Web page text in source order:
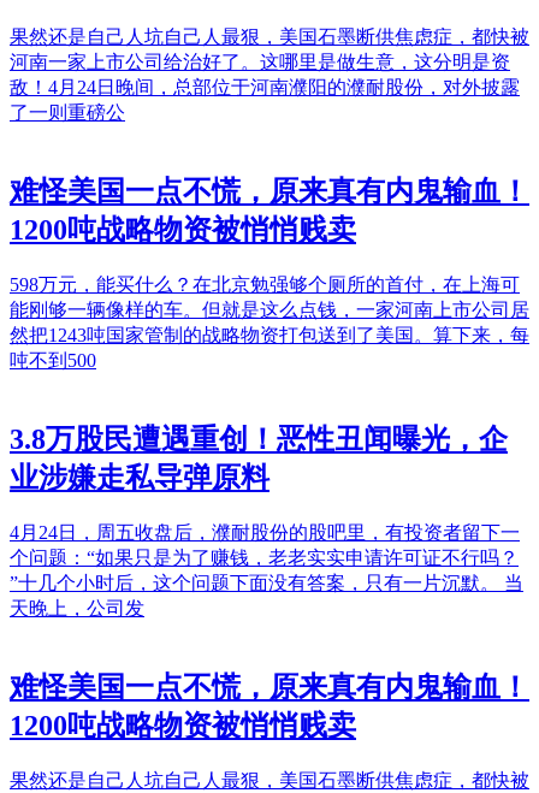
果然还是自己人坑自己人最狠，美国石墨断供焦虑症，都快被
河南一家上市公司给治好了。这哪里是做生意，这分明是资
敌！4月24日晚间，总部位于河南濮阳的濮耐股份，对外披露
了一则重磅公
难怪美国一点不慌，原来真有内鬼输血！
1200吨战略物资被悄悄贱卖
598万元，能买什么？在北京勉强够个厕所的首付，在上海可
能刚够一辆像样的车。但就是这么点钱，一家河南上市公司居
然把1243吨国家管制的战略物资打包送到了美国。算下来，每
吨不到500
3.8万股民遭遇重创！恶性丑闻曝光，企
业涉嫌走私导弹原料
4月24日，周五收盘后，濮耐股份的股吧里，有投资者留下一
个问题：“如果只是为了赚钱，老老实实申请许可证不行吗？
”十几个小时后，这个问题下面没有答案，只有一片沉默。 当
天晚上，公司发
难怪美国一点不慌，原来真有内鬼输血！
1200吨战略物资被悄悄贱卖
果然还是自己人坑自己人最狠，美国石墨断供焦虑症，都快被